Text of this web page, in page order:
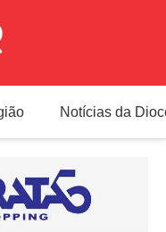
Notícias da